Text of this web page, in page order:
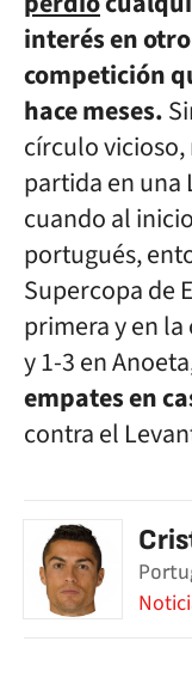
interés en
competición
hace meses.
círculo vicioso,
partida en una
cuando al
portugués,
Supercopa de
primera y en
y 1-3 en
empates en
contra el